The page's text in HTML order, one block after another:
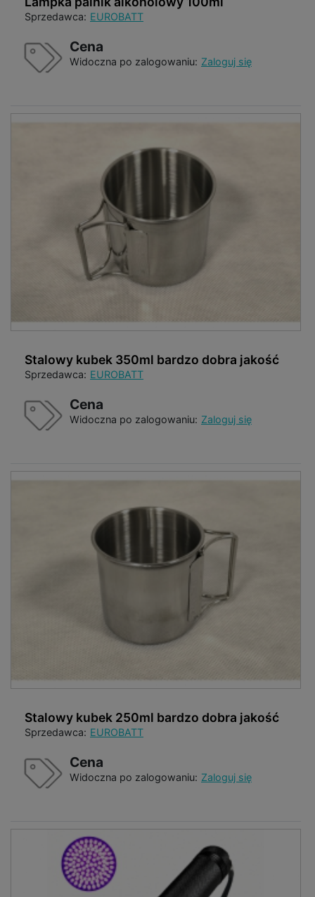
Sprzedawca: EUROBATT
Cena
Widoczna po zalogowaniu: Zaloguj się
Stalowy kubek 350ml bardzo dobra jakość
Sprzedawca: EUROBATT
Cena
Widoczna po zalogowaniu: Zaloguj się
Stalowy kubek 250ml bardzo dobra jakość
Sprzedawca: EUROBATT
Cena
Widoczna po zalogowaniu: Zaloguj się